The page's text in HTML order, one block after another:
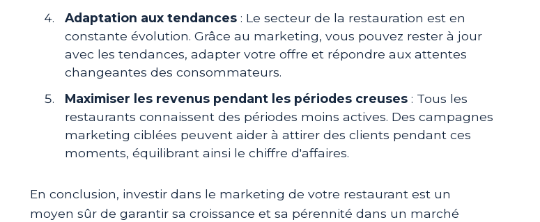
Adaptation aux tendances: Le secteur de la restauration est en
constante évolution. Grâce au marketing, vous pouvez rester à jour
avec les tendances, adapter votre offre et répondre aux attentes
changeantes des consommateurs.
Maximiser les revenus pendant les périodes creuses: Tous les
restaurants connaissent des périodes moins actives. Des campagnes
marketing ciblées peuvent aider à attirer des clients pendant ces
moments, équilibrant ainsi le chiffre d'affaires.
En conclusion, investir dans le marketing de votre restaurant est un
moyen sûr de garantir sa croissance et sa pérennité dans un marché